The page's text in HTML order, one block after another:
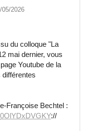
05/2026
du colloque "La
mai dernier, vous
Youtube de la
Françoise Bechtel :
://